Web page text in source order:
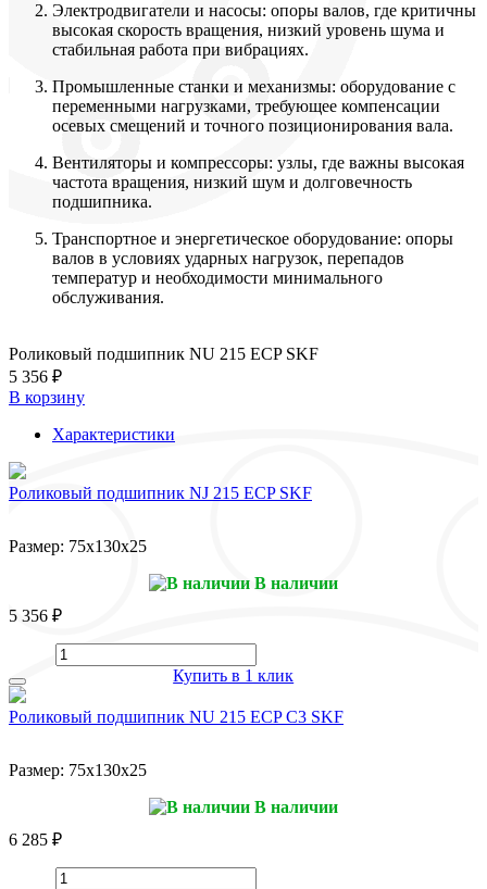
Электродвигатели и насосы: опоры валов, где критичны
высокая скорость вращения, низкий уровень шума и
стабильная работа при вибрациях.
Промышленные станки и механизмы: оборудование с
переменными нагрузками, требующее компенсации
осевых смещений и точного позиционирования вала.
Вентиляторы и компрессоры: узлы, где важны высокая
частота вращения, низкий шум и долговечность
подшипника.
Транспортное и энергетическое оборудование: опоры
валов в условиях ударных нагрузок, перепадов
температур и необходимости минимального
обслуживания.
Роликовый подшипник NU 215 ECP SKF
5 356 ₽
В корзину
Характеристики
Роликовый подшипник NJ 215 ECP SKF
Размер: 75x130x25
В наличии
5 356 ₽
Купить в 1 клик
Роликовый подшипник NU 215 ECP C3 SKF
Размер: 75x130x25
В наличии
6 285 ₽